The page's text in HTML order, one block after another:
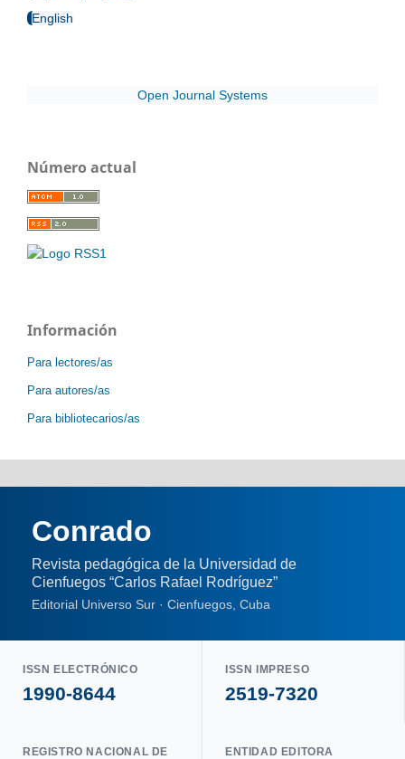
English
Open Journal Systems
Número actual
Información
Para lectores/as
Para autores/as
Para bibliotecarios/as
Conrado
Revista pedagógica de la Universidad de
Cienfuegos “Carlos Rafael Rodríguez”
Editorial Universo Sur · Cienfuegos, Cuba
ISSN ELECTRÓNICO
1990-8644
ISSN IMPRESO
2519-7320
REGISTRO NACIONAL DE
ENTIDAD EDITORA